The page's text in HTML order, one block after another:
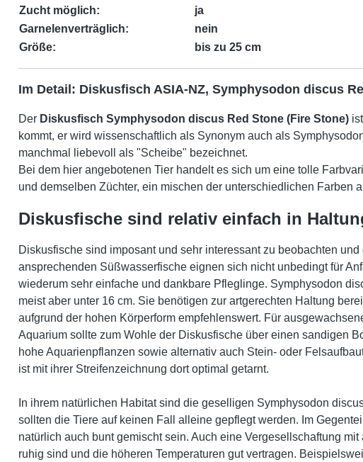
Zucht möglich:
ja
Garnelenverträglich:
nein
Größe:
bis zu 25 cm
Im Detail: Diskusfisch ASIA-NZ, Symphysodon discus
Der Diskusfisch Symphysodon discus Red Stone (Fire Stone)
kommt, er wird wissenschaftlich als Synonym auch als
manchmal liebevoll als "Scheibe" bezeichnet.
Bei dem hier angebotenen Tier handelt es sich um eine tolle
und demselben Züchter, ein mischen der unterschiedlichen
Diskusfische sind relativ einfach in
Diskusfische sind imposant und sehr interessant zu beobachten
ansprechenden Süßwasserfische eignen sich nicht unbedingt für
wiederum sehr einfache und dankbare Pfleglinge. Symphysodon
meist aber unter 16 cm. Sie benötigen zur artgerechten Haltung
aufgrund der hohen Körperform empfehlenswert. Für
Aquarium sollte zum Wohle der Diskusfische über einen sandigen
hohe Aquarienpflanzen sowie alternativ auch Stein- oder
ist mit ihrer Streifenzeichnung dort optimal getarnt.
In ihrem natürlichen Habitat sind die geselligen Symphysodon
sollten die Tiere auf keinen Fall alleine gepflegt werden. Im
natürlich auch bunt gemischt sein. Auch eine Vergesellschaftung
ruhig sind und die höheren Temperaturen gut vertragen.